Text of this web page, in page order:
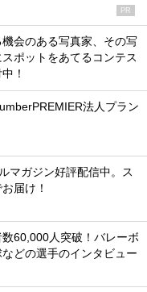
PR
会のある写真家、その写
ポットをあてるコンテス
！
法人プラン
マガジン好評配信中。ス
届け！
60,000人突破！バレーボ
どの選手のインタビュー